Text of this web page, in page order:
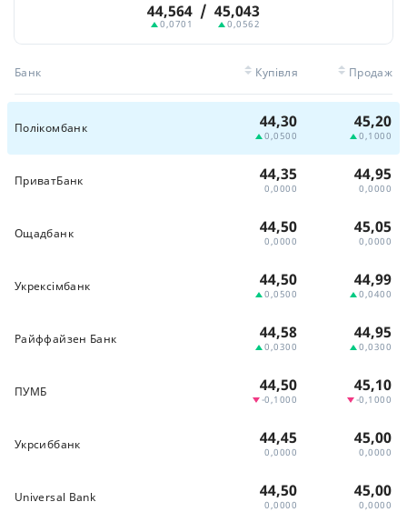
44,564
0,0701
/ 45,043
0,0562
Банк Купівля Продаж
Полiкомбанк 44,30
0,0500
45,20
0,1000
ПриватБанк 44,35
0,0000
44,95
0,0000
Ощадбанк 44,50
0,0000
45,05
0,0000
Укрексімбанк 44,50
0,0500
44,99
0,0400
Райффайзен Банк 44,58
0,0300
44,95
0,0300
ПУМБ 44,50
-0,1000
45,10
-0,1000
Укрсиббанк 44,45
0,0000
45,00
0,0000
Universal Bank 44,50
0,0000
45,00
0,0000